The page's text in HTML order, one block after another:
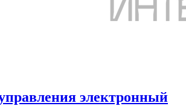
электронный